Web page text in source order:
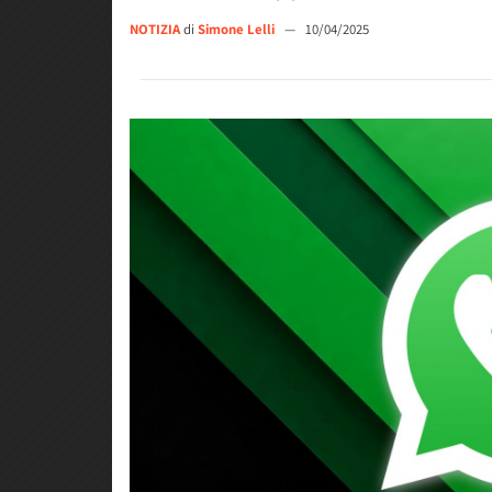
NOTIZIAdi Simone Lelli — 10/04/2025